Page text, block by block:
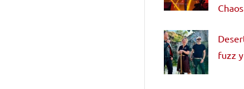
Chaos
fuzz